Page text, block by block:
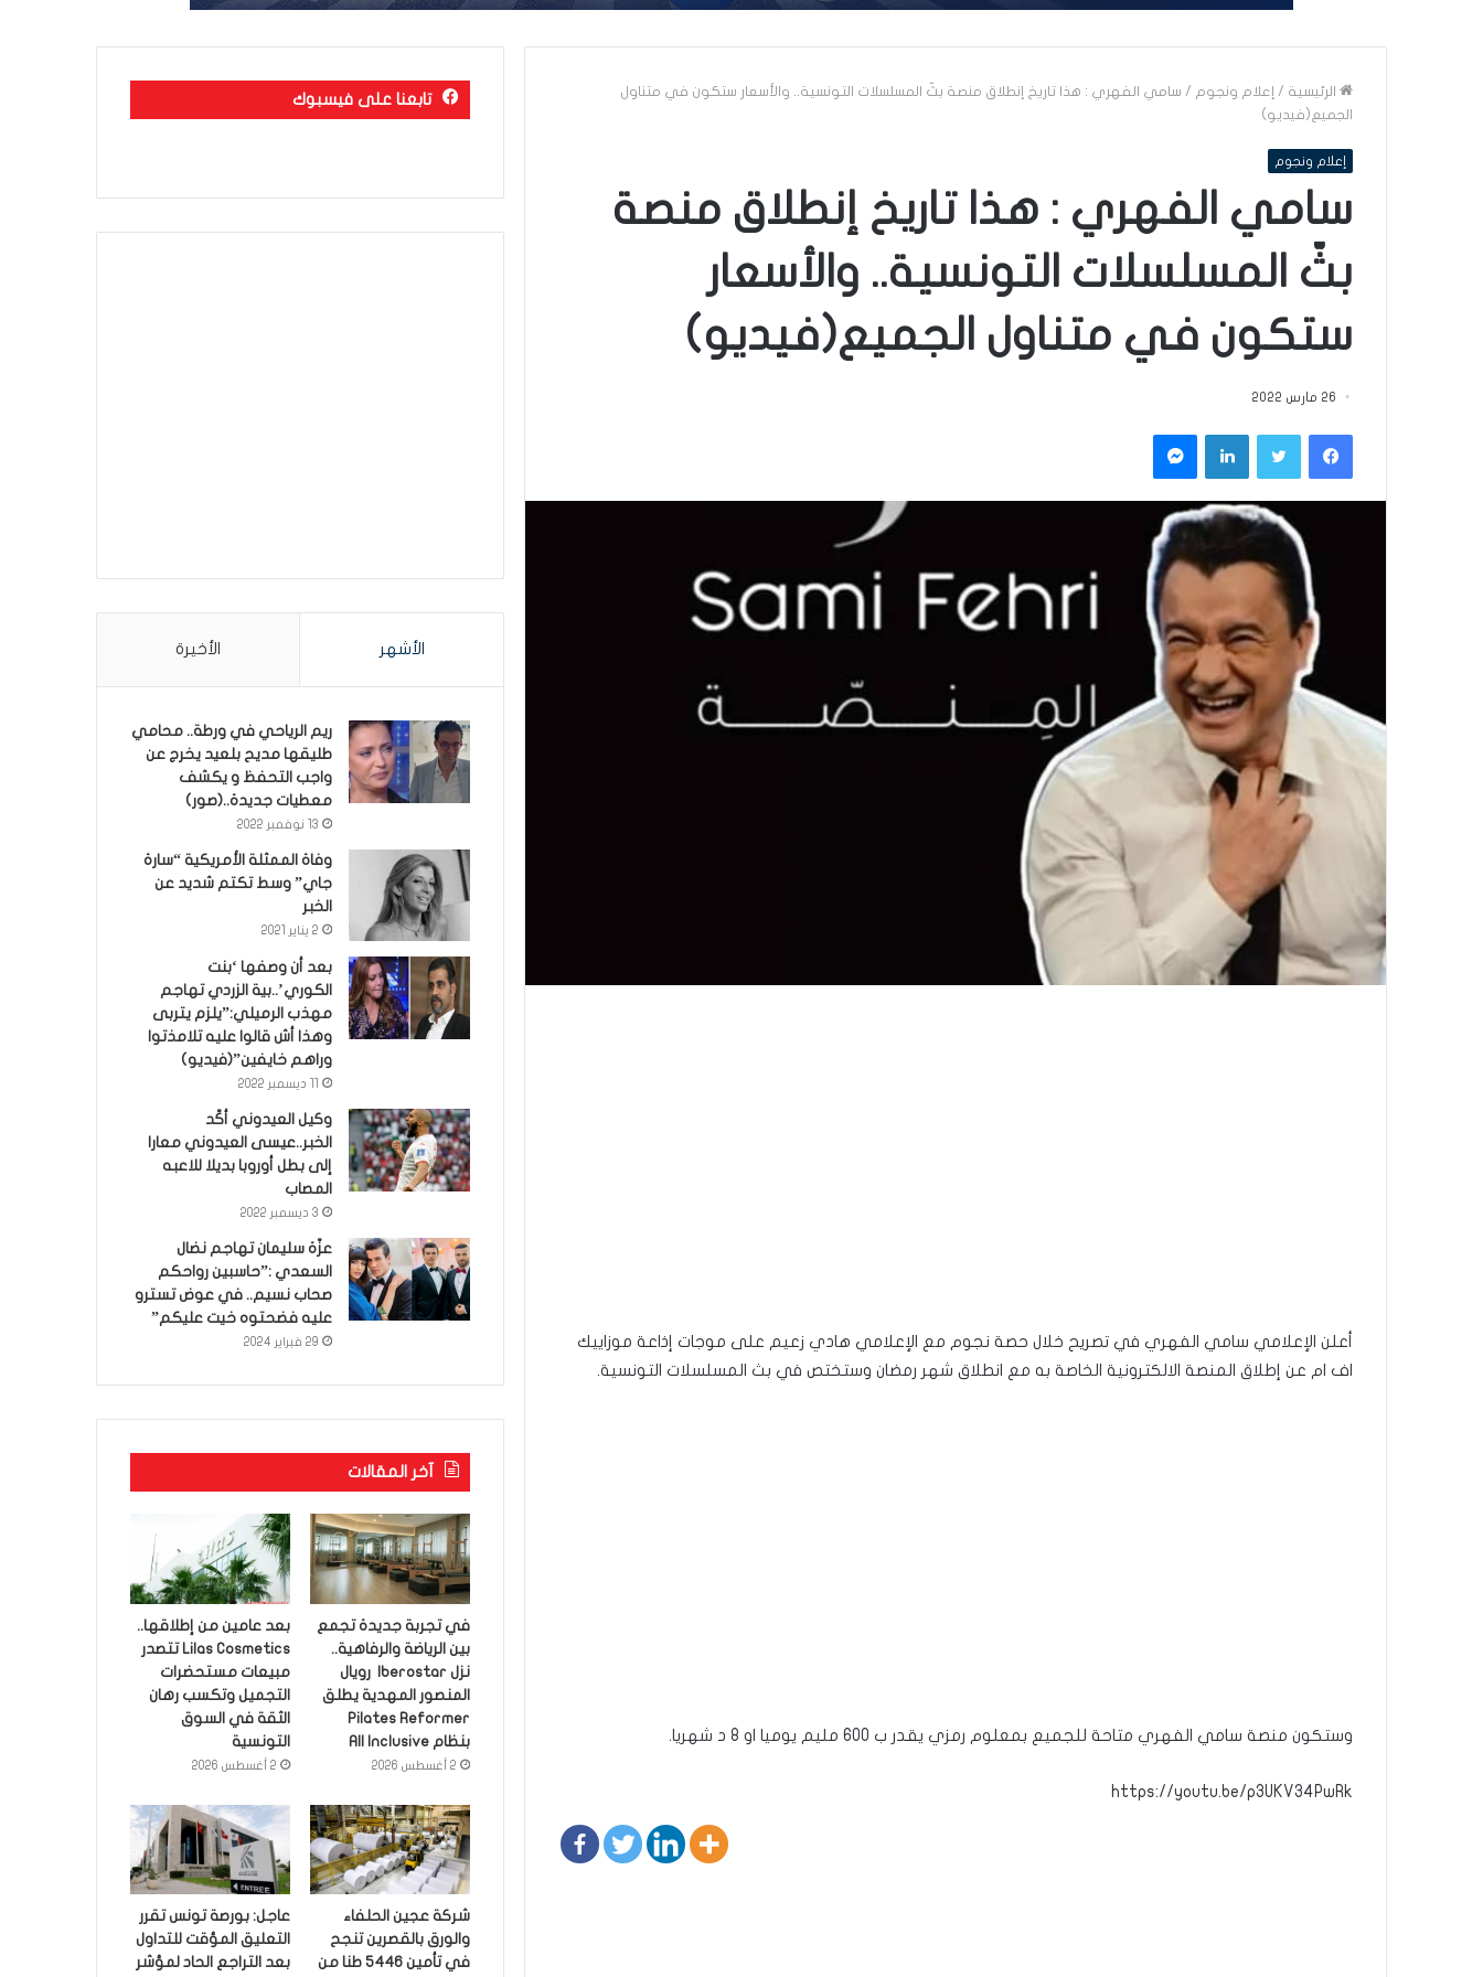
الرئيسية / إعلام ونجوم / سامي الفهري : هذا تاريخ إنطلاق منصة بثّ المسلسلات التونسية.. والأسعار ستكون في متناول
الجميع(فيديو)
إعلام ونجوم
سامي الفهري : هذا تاريخ إنطلاق منصة
بثّ المسلسلات التونسية.. والأسعار
ستكون في متناول الجميع(فيديو)
26 مارس 2022
فيسبوكتويتر لينكدإن ماسنجر
أعلن الإعلامي سامي الفهري في تصريح خلال حصة نجوم مع الإعلامي هادي زعيم على موجات إذاعة موزاييك
اف ام عن إطلاق المنصة الالكترونية الخاصة به مع انطلاق شهر رمضان وستختص في بث المسلسلات التونسية.
وستكون منصة سامي الفهري متاحة للجميع بمعلوم رمزي يقدر ب 600 مليم يوميا او 8 د شهريا.
https://youtu.be/p3UKV34PwRk
تابعنا على فيسبوك
الأشهر الأخيرة
ريم الرياحي في ورطة.. محامي
طليقها مديح بلعيد يخرج عن
واجب التحفظ و يكشف
معطيات جديدة..(صور)
13 نوفمبر 2022
وفاة الممثلة الأمريكية “سارة
جاي” وسط تكتم شديد عن
الخبر
2 يناير 2021
بعد أن وصفها ‘بنت
الكوري’..بية الزردي تهاجم
مهذب الرميلي:”يلزم يتربى
وهذا أش قالوا عليه تلامذتوا
وراهم خايفين”(فيديو)
وكيل العيدوني أكّد
الخبر..عيسى العيدوني معارا
إلى بطل أوروبا بديلا للاعبه
المصاب
3 ديسمبر 2022
عزّة سليمان تهاجم نضال
السعدي :”حاسبين رواحكم
صحاب نسيم.. في عوض تسترو
عليه فضحتوه خيت عليكم”
29 فبراير 2024
آخر المقالات
في تجربة جديدة تجمع
بين الرياضة والرفاهية..
نزل Iberostar رويال
المنصور المهدية يطلق
Pilates Reformer
بنظام All Inclusive
2 أغسطس 2026
بعد عامين من إطلاقها..
Lilas Cosmetics تتصدر
مبيعات مستحضرات
التجميل وتكسب رهان
الثقة في السوق
التونسية
2 أغسطس 2026
شركة عجين الحلفاء
والورق بالقصرين تنجح
في تأمين 5446 طنا من
عاجل: بورصة تونس تقرر
التعليق المؤقت للتداول
بعد التراجع الحاد لمؤشر